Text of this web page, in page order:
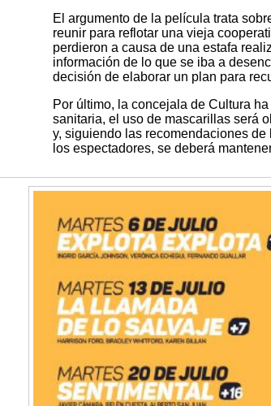
El argumento de la película trata
reunir para reflotar una vieja
perdieron a causa de una estafa
información de lo que se iba a
decisión de elaborar un plan para
Por último, la concejala de Cultura
sanitaria, el uso de mascarillas será
y, siguiendo las recomendaciones
los espectadores, se deberá